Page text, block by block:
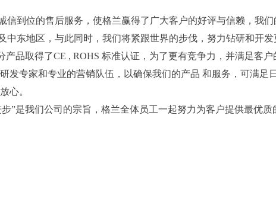
到位的售后服务，使格兰赢得了广大客户的好评与信赖，我们
东地区，与此同时，我们将紧跟世界的步伐，努力钻研和开发
品取得了CE , ROHS 标准认证，为了更有竞争力，并满足客户
发专家和专业的营销队伍，以确保我们的产品 和服务，可满足
心。
是我们公司的宗旨，格兰全体员工一起努力为客户提供最优质